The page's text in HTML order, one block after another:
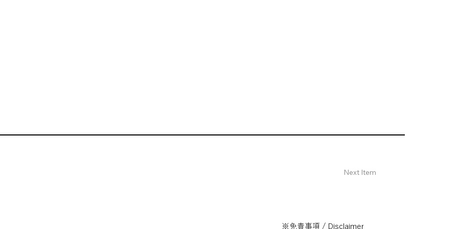
Next Item
※免責事項 / Disclaimer